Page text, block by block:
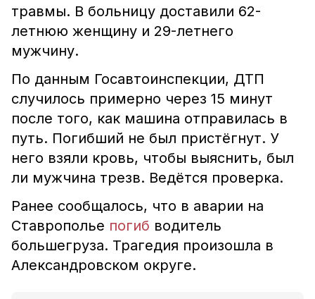
травмы. В больницу доставили 62-
летнюю женщину и 29-летнего
мужчину.
По данным Госавтоинспекции, ДТП
случилось примерно через 15 минут
после того, как машина отправилась в
путь. Погибший не был пристёгнут. У
него взяли кровь, чтобы выяснить, был
ли мужчина трезв. Ведётся проверка.
Ранее сообщалось, что в аварии на
Ставрополье погиб водитель
большегруза. Трагедия произошла в
Александровском округе.